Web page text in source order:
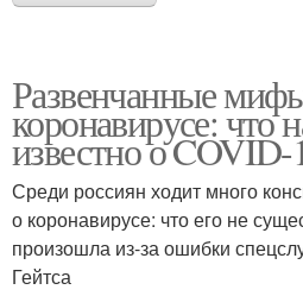
Развенчанные
коронавирусе: что
известно о COVID-
Среди россиян ходит много
о коронавирусе: что его не
произошла из-за ошибки
Гейтса